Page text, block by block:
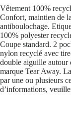
Vêtement 100%
Confort, maintien de
antiboulochage.
100% polyester
Coupe standard. 2
nylon recyclé avec
double aiguille autour
marque Tear Away.
par une ou plusieurs
d’informations,